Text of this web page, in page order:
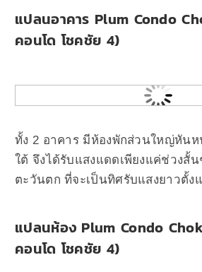
แปลนอาคาร Plum Condo
คอนโด โชคชัย 4)
ทั้ง 2 อาคาร มีห้องพักส่วนใหญ่หันห
ใต้ จึงได้รับแสงแดดเพียงแค่ช่วงสั้
ตะวันตก ที่จะเป็นทิศรับแสงยาวตั้ง
แปลนห้อง Plum Condo
คอนโด โชคชัย 4)